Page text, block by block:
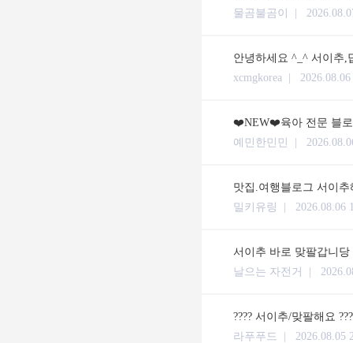
물곰불곰이 |
안녕하세요 ^_^ 서이추,
xcmgkorea |
❤️NEW❤️육아 전문 블
예민한민민 |
맛집.여행블로그 서이
밀키유링 | 2026.08.06
서이추 바로 맞팔갑니당
날으는 자전거 |
???? 서이추/맞팔해요
라푸푸드 | 2026.08.05